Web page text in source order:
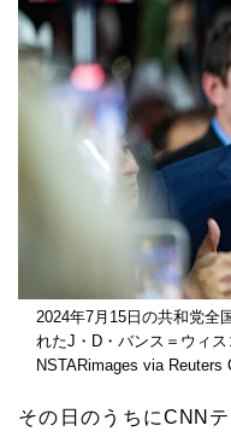
2024年7月15日の共和党全
れたJ・D・バンス＝ウィ
NSTARimages via Reuters
その日のうちにCNN